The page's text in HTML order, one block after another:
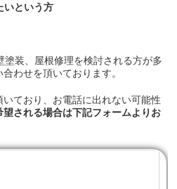
いという方
装、屋根修理を検討される方が多
わせを頂いております。
ており、お電話に出れない可能性
望される場合は下記フォームよりお